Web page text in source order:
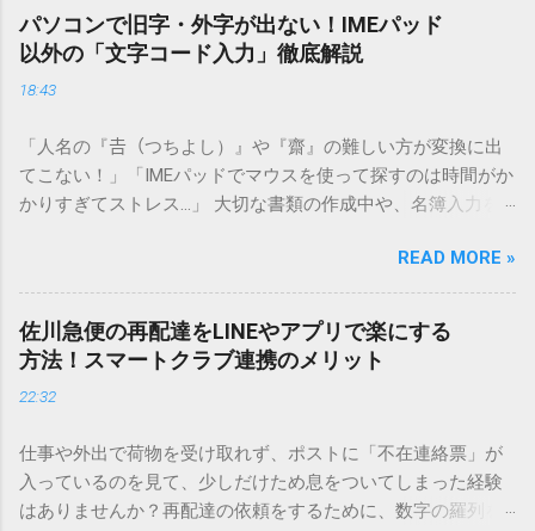
パソコンで旧字・外字が出ない！IMEパッド
以外の「文字コード入力」徹底解説
18:43
「人名の『𠮷（つちよし）』や『齋』の難しい方が変換に出
てこない！」「IMEパッドでマウスを使って探すのは時間がか
かりすぎてストレス…」 大切な書類の作成中や、名簿入力を
てしまいますよね。多くの人が「IMEパッド（手書き入力）」
を使いますが、実はマウスで一画ずつ書くのは非効率です
し、似た漢字が多すぎて結局見つからないことも少なくあり
ません。 そこで今回は、IMEパッドを使わずに、特定のコー
ドを打ち込むだけで一瞬で旧字や外字、特殊記号を呼び出す
「文字コード入力」のテクニックを詳しく解説します。 この
必要はありません。 1. なぜ「変換」しても旧字・外字が出て
こないのか？ そもそも、なぜ普通の変換で出てこない漢字が
あるのでしょうか。その理由は、パソコンが文字を認識する
READ MORE »
佐川急便の再配達をLINEやアプリで楽にする
方法！スマートクラブ連携のメリット
22:32
仕事や外出で荷物を受け取れず、ポストに「不在連絡票」が
入っているのを見て、少しだけため息をついてしまった経験
はありませんか？再配達の依頼をするために、数字の羅列を